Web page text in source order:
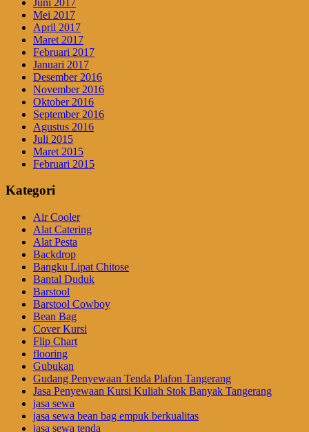
Mei 2017
April 2017
Maret 2017
Februari 2017
Januari 2017
Desember 2016
November 2016
Oktober 2016
September 2016
Agustus 2016
Juli 2015
Maret 2015
Februari 2015
Kategori
Air Cooler
Alat Catering
Alat Pesta
Backdrop
Bangku Lipat Chitose
Bantal Duduk
Barstool
Barstool Cowboy
Bean Bag
Cover Kursi
Flip Chart
flooring
Gubukan
Gudang Penyewaan Tenda Plafon Tangerang
Jasa Penyewaan Kursi Kuliah Stok Banyak Tangerang
jasa sewa
jasa sewa bean bag empuk berkualitas
jasa sewa tenda